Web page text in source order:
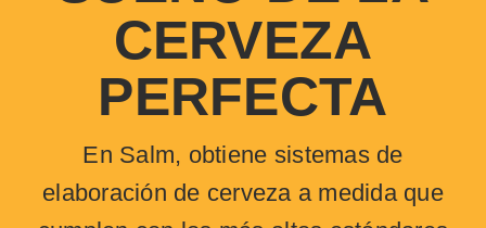
CERVEZA
PERFECTA
En Salm, obtiene sistemas de
elaboración de cerveza a medida que